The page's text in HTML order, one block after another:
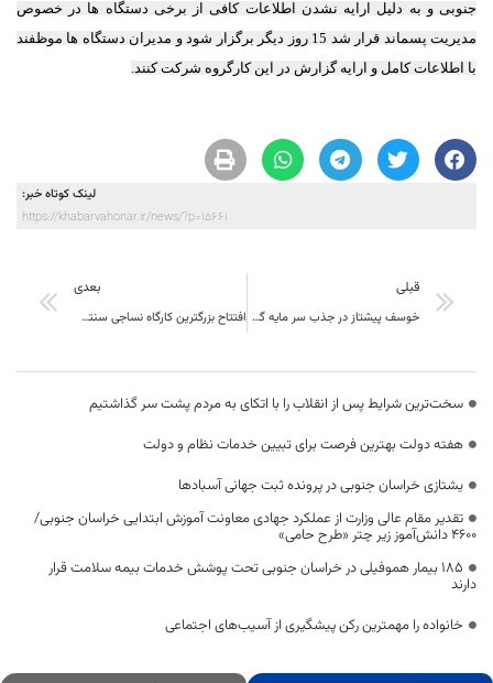
جنوبی و به دلیل ارایه نشدن اطلاعات کافی از برخی دستگاه ها در خصوص
مدیریت پسماند قرار شد 15 روز دیگر برگزار شود و مدیران دستگاه ها موظفند
با اطلاعات کامل و ارایه گزارش در این کارگروه شرکت کنند.
لینک کوتاه خبر:
https://khabarvahonar.ir/news/?p=15661
قبلی
خوسف پیشتاز در جذب سر مایه گذار خارجی ، پنجمین سرمایه گذاريی خارجی درخوسف امروز قطعی شد
بعدی
افتتاح بزرگترین کارگاه نساجی سنتی کشور در روستای حاجی آباد بیرجند – خراسان جنوبی
سخت‌ترین شرایط پس از انقلاب را با اتکای به مردم پشت سر گذاشتیم
هفته دولت بهترین فرصت برای تبیین خدمات نظام و دولت
یشتازی خراسان جنوبی در پرونده ثبت جهانی آسبادها
تقدیر مقام عالی وزارت از عملکرد جهادی معاونت آموزش ابتدایی خراسان جنوبی/
۴۶۰۰ دانش‌آموز زیر چتر «طرح حامی»
۱۸۵ بیمار هموفیلی در خراسان جنوبی تحت پوشش خدمات بیمه سلامت قرار
دارند
خانواده را مهمترین رکن پیشگیری از آسیب‌های اجتماعی